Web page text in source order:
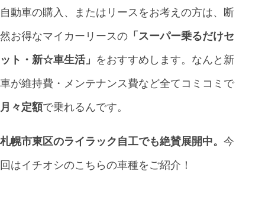
自動車の購入、またはリースをお考えの方は、断
然お得なマイカーリースの 「スーパー乗るだけセ
ット・新☆車生活」 をおすすめします。なんと新
車が維持費・メンテナンス費など全てコミコミで
月々定額で乗れるんです。
札幌市東区のライラック自工でも絶賛展開中。 今
回はイチオシのこちらの車種をご紹介！